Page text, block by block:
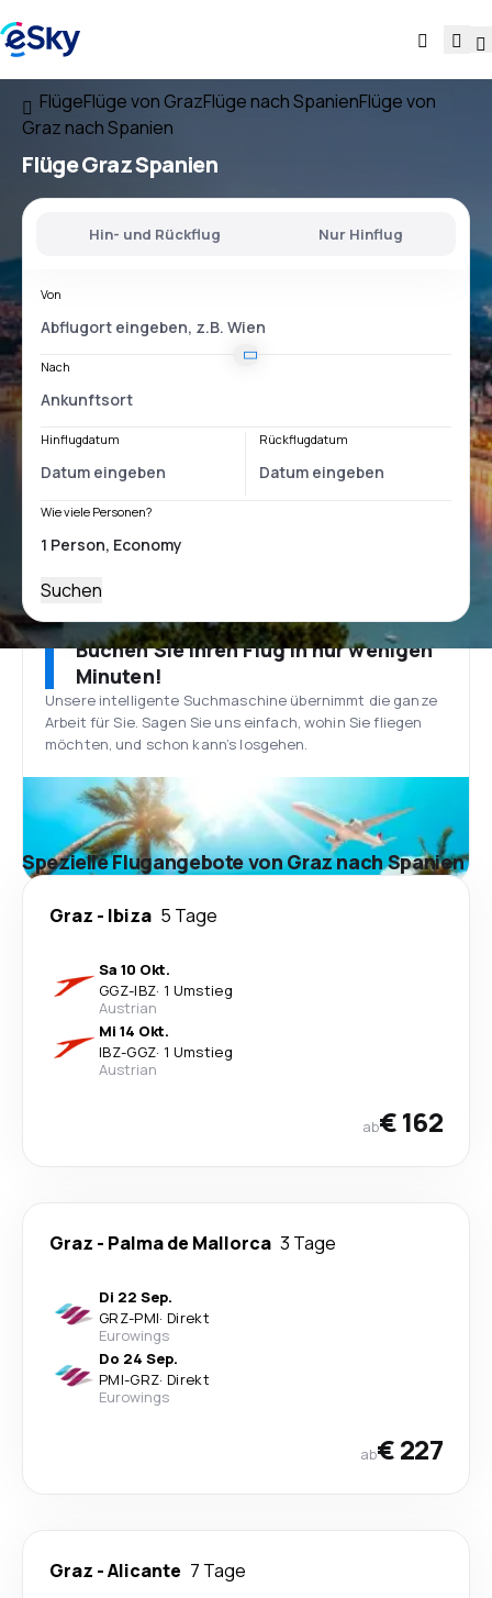
FlügeFlüge von GrazFlüge nach SpanienFlüge von
Graz nach Spanien
FlügeGraz Spanien
Hin- und Rückflug Nur Hinflug
Von
Nach
Hinflugdatum Rückflugdatum
Wie viele Personen?
Suchen
Buchen Sie Ihren Flug in nur wenigen
Minuten!
Unsere intelligente Suchmaschine übernimmt die ganze
Arbeit für Sie. Sagen Sie uns einfach, wohin Sie fliegen
möchten, und schon kann’s losgehen.
Spezielle Flugangebote von Graz nach Spanien
Graz - Ibiza 5 Tage
Sa 10 Okt.
GGZ-IBZ· 1 Umstieg
Austrian
Mi 14 Okt.
IBZ-GGZ· 1 Umstieg
Austrian
ab€ 162
Graz - Palma de Mallorca 3 Tage
Di 22 Sep.
GRZ-PMI· Direkt
Eurowings
Do 24 Sep.
PMI-GRZ· Direkt
Eurowings
ab€ 227
Graz -Alicante 7 Tage